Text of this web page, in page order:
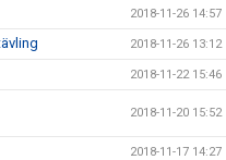
2018-11-26 14:57
2018-11-26 13:12
2018-11-22 15:46
2018-11-20 15:52
2018-11-17 14:27